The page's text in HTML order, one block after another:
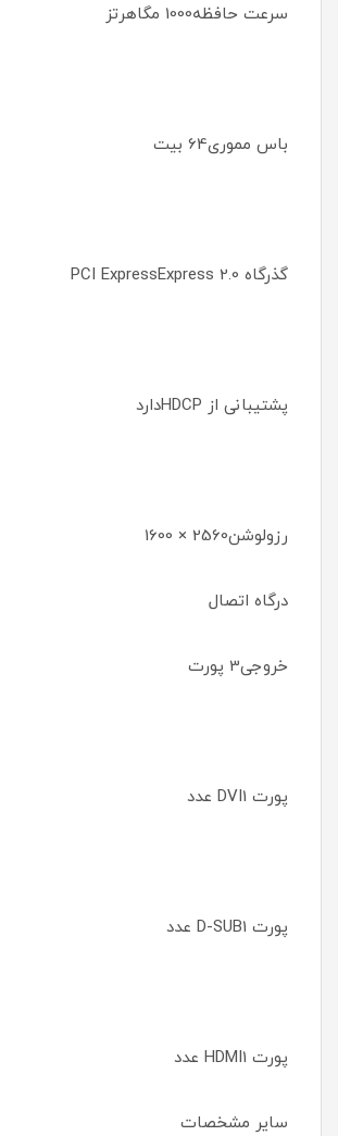
سرعت حافظه1000 مگاهرتز
باس مموری64 بیت
گذرگاه PCI ExpressExpress 2.0
پشتیبانی از HDCPدارد
رزولوشن2560 × 1600
درگاه اتصال
خروجی3 پورت
پورت DVI1 عدد
پورت D-SUB1 عدد
پورت HDMI1 عدد
سایر مشخصات